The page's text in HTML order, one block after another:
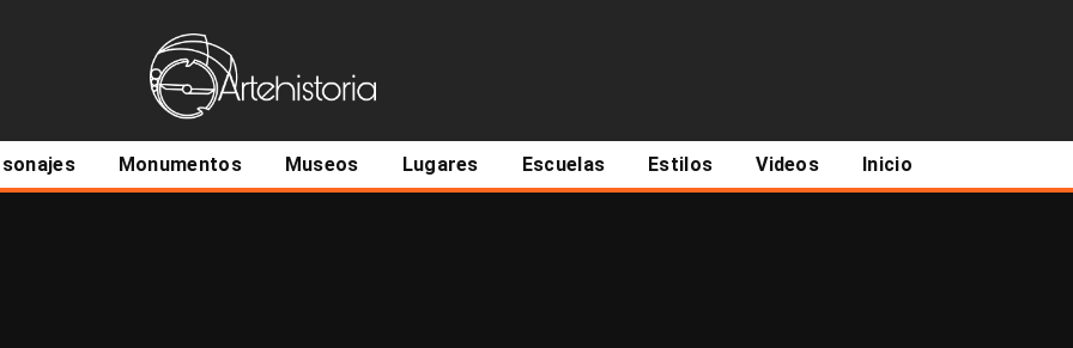
Monumentos Museos Lugares Escuelas Estilos Videos Inicio